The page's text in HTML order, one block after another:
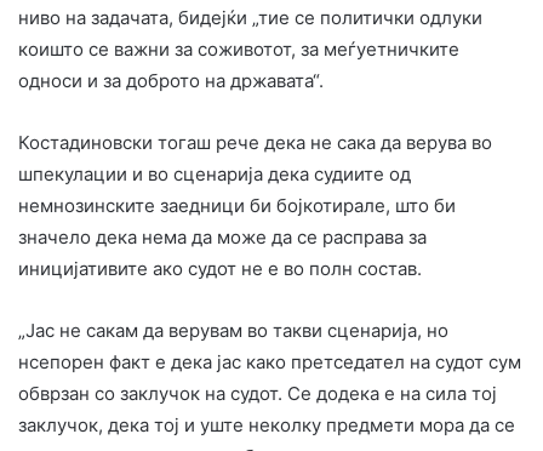
ниво на задачата, бидејќи „тие се политички одлуки
коишто се важни за соживотот, за меѓуетничките
односи и за доброто на државата“.
Костадиновски тогаш рече дека не сака да верува во
шпекулации и во сценарија дека судиите од
немнозинските заедници би бојкотирале, што би
значело дека нема да може да се расправа за
иницијативите ако судот не е во полн состав.
„Јас не сакам да верувам во такви сценарија, но
нсепорен факт е дека јас како претседател на судот сум
обврзан со заклучок на судот. Се додека е на сила тој
заклучок, дека тој и уште неколку предмети мора да се